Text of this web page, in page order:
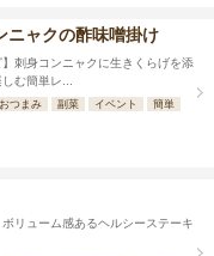
ニャクの酢味噌掛け
】刺身コンニャクに生きくらげを添
む簡単レ...
つまみ 副菜 イベント
簡単
リューム感あるヘルシーステーキ